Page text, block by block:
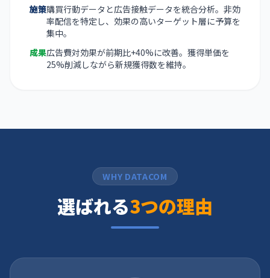
施策購買行動データと広告接触データを統合分析。非効
率配信を特定し、効果の高いターゲット層に予算を
集中。
成果広告費対効果が前期比+40%に改善。獲得単価を
25%削減しながら新規獲得数を維持。
WHY DATACOM
選ばれる3つの理由